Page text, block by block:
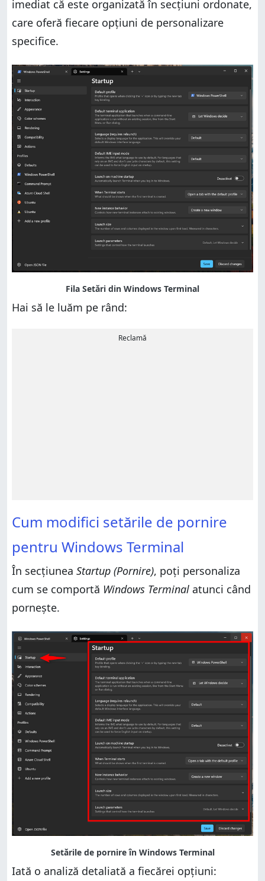
imediat că este organizată în secțiuni ordonate,
care oferă fiecare opțiuni de personalizare
specifice.
Hai să le luăm pe rând:
Reclamă
Cum modifici setările de pornire
pentru Windows Terminal
În secțiunea Startup (Pornire), poți personaliza
cum se comportă Windows Terminal atunci când
pornește.
Iată o analiză detaliată a fiecărei opțiuni: